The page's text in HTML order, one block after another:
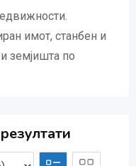
имот, станбен и
земјишта по